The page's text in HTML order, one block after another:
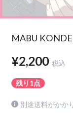
MABU
¥2,200 税込
残り1点
別途送料がかか